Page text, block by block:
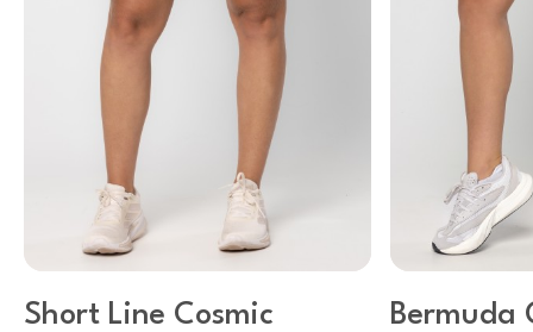
Short Line Cosmic
Bermuda